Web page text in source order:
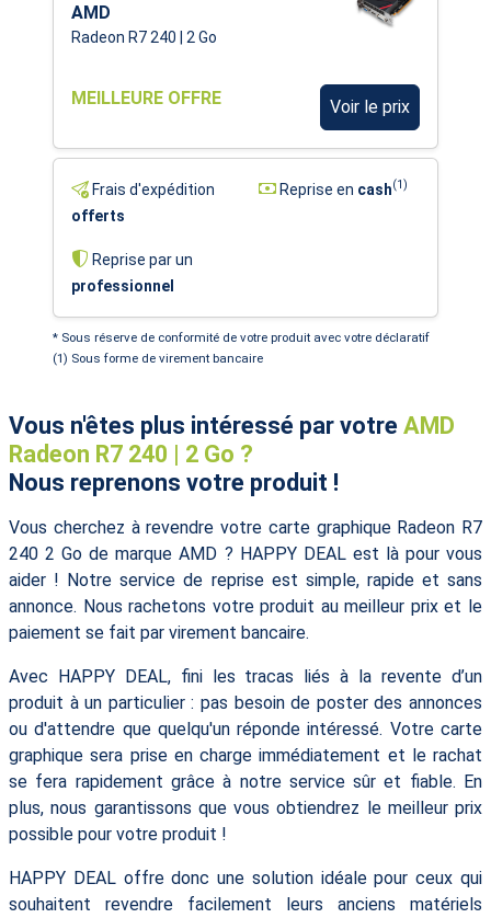
AMD
Radeon R7 240 | 2 Go
MEILLEURE OFFRE Voir le prix
Frais d'expédition
offerts
Reprise en cash(1)
Reprise par un
professionnel
* Sous réserve de conformité de votre produit avec votre déclaratif
(1) Sous forme de virement bancaire
Vous n'êtes plus intéressé par votre AMD
Radeon R7 240 | 2 Go ?
Nous reprenons votre produit !
Vous cherchez à revendre votre carte graphique Radeon R7
240 2 Go de marque AMD ? HAPPY DEAL est là pour vous
aider ! Notre service de reprise est simple, rapide et sans
annonce. Nous rachetons votre produit au meilleur prix et le
paiement se fait par virement bancaire.
Avec HAPPY DEAL, fini les tracas liés à la revente d’un
produit à un particulier : pas besoin de poster des annonces
ou d'attendre que quelqu'un réponde intéressé. Votre carte
graphique sera prise en charge immédiatement et le rachat
se fera rapidement grâce à notre service sûr et fiable. En
plus, nous garantissons que vous obtiendrez le meilleur prix
possible pour votre produit !
HAPPY DEAL offre donc une solution idéale pour ceux qui
souhaitent revendre facilement leurs anciens matériels